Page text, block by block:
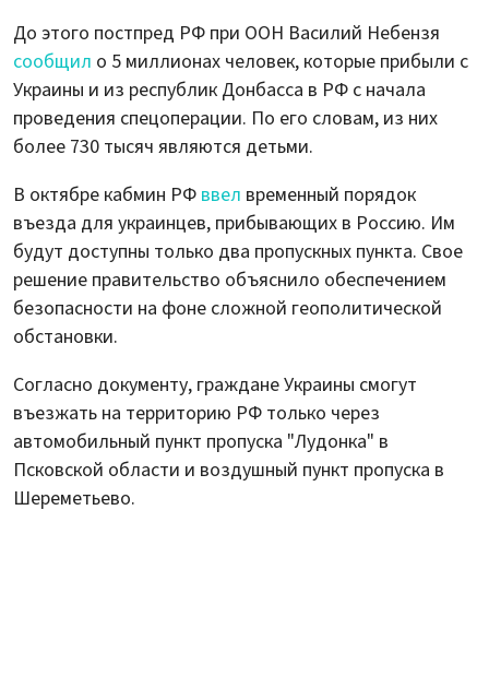
До этого постпред РФ при ООН Василий Небензя
сообщил о 5 миллионах человек, которые прибыли с
Украины и из республик Донбасса в РФ с начала
проведения спецоперации. По его словам, из них
более 730 тысяч являются детьми.
В октябре кабмин РФ ввел временный порядок
въезда для украинцев, прибывающих в Россию. Им
будут доступны только два пропускных пункта. Свое
решение правительство объяснило обеспечением
безопасности на фоне сложной геополитической
обстановки.
Согласно документу, граждане Украины смогут
въезжать на территорию РФ только через
автомобильный пункт пропуска "Лудонка" в
Псковской области и воздушный пункт пропуска в
Шереметьево.